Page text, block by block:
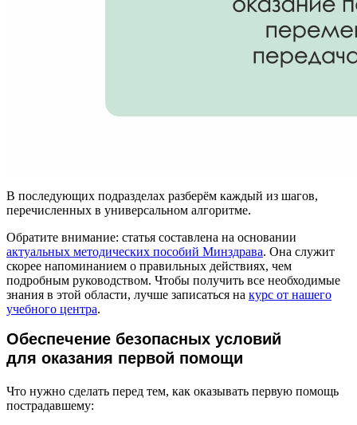
В последующих подразделах разберём каждый из шагов,
перечисленных в универсальном алгоритме.
Обратите внимание: статья составлена на основании
актуальных методических пособий Минздрава. Она служит
скорее напоминанием о правильных действиях, чем
подробным руководством. Чтобы получить все необходимые
знания в этой области, лучше записаться на курс от нашего
учебного центра.
Обеспечение безопасных условий
для оказания первой помощи
Что нужно сделать перед тем, как оказывать первую помощь
пострадавшему: